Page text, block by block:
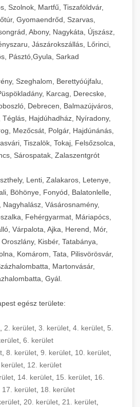
Szolnok, Martfű, Tiszaföldvár,
Gyomaendrőd, Szarvas,
Abony, Nagykáta, Újszász,
Jászárokszállás, Lőrinci,
Pásztó,Gyula, Sarkad
Szeghalom, Berettyóújfalu,
Karcag, Derecske,
Debrecen, Balmazújváros,
Téglás, Hajdúhadház, Nyíradony,
Mezőcsát, Polgár, Hajdúnánás,
Tiszalök, Tokaj, Felsőzsolca,
Sárospatak, Zalaszentgrót
Lenti, Zalakaros, Letenye,
Böhönye, Fonyód, Balatonlelle,
Nagyhalász, Vásárosnamény,
Fehérgyarmat, Máriapócs,
Várpalota, Ajka, Herend, Mór,
Kisbér, Tatabánya,
Komárom, Tata, Pilisvörösvár,
Martonvásár,
Gyál.
egész területe:
, 2. kerület, 3. kerület, 4. kerület, 5.
, 6. kerület
, 8. kerület, 9. kerület, 10. kerület,
kerület, 12. kerület
, 14. kerület, 15. kerület, 16.
17. kerület, 18. kerület
, 20. kerület, 21. kerület,